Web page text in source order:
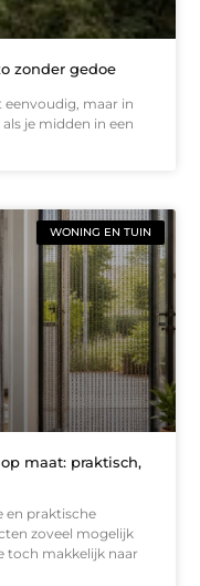
zonder gedoe
eenvoudig, maar in
je midden in een
WONING EN TUIN
maat: praktisch,
en praktische
zoveel mogelijk
toch makkelijk naar